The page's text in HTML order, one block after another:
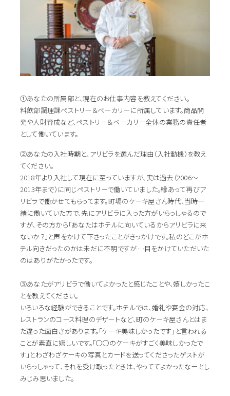
①あなたの所属部と、現在のお仕事内容を教えてください。
料飲部調理課ペストリー＆ベーカリーに所属しています。商品開
発や人財育成など、ペストリー＆ベーカリー全体の業務の責任者
として働いています。
②あなたの入社時期と、アリビラを選んだ理由（入社動機）を教え
てください。
2018年より入社して現在に至っていますが、実は過去（2006～
2013年まで）に同じペストリーで働いていました。縁あって再びア
リビラで働かせてもらってます。町場のケーキ屋さん時代、当時一
緒に働いていた方で、先にアリビラに入った方がいらっしゃるので
すが、その方から「あなたはホテルに向いているからアリビラに来
ないか？」と声をかけて下さったことがきっかけです。私のどこがホ
テル向きだったのかは未だに不明ですが…目をかけていただいた
のはありがたかったです。
③あなたがアリビラで働いてよかったと感じたことや、嬉しかったこ
とを教えてください。
いろいろな経験ができることです。ホテルでは、婚礼や宴会の対応、
レストランのコース料理のデザートなど、町のケーキ屋さんとはま
た違った面白さがあります。「ケーキ美味しかったです」と言われる
ことが素直に嬉しいです。「〇〇のケーキがすごく美味しかったで
す」とわざわざケーキの写真とカードを送ってくださったゲストが
いらっしゃって、それを受け取ったときは、やっててよかったなーとし
みじみ思いました。